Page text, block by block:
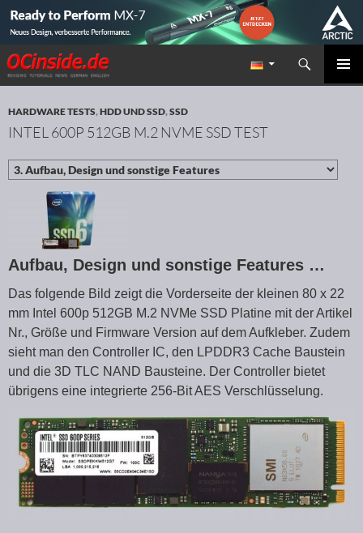
Redaktion ocinside.de PC Hardware Portal
Suchen
ZUM INHALT SPRINGEN
HARDWARE TESTS,HDD UND SSD,SSD
INTEL 600P 512GB M.2 NVME SSD TEST
Aufbau, Design und sonstige Features …
Das folgende Bild zeigt die Vorderseite der kleinen 80 x 22
mm Intel 600p 512GB M.2 NVMe SSD Platine mit der Artikel
Nr., Größe und Firmware Version auf dem Aufkleber. Zudem
sieht man den Controller IC, den LPDDR3 Cache Baustein
und die 3D TLC NAND Bausteine. Der Controller bietet
übrigens eine integrierte 256-Bit AES Verschlüsselung.